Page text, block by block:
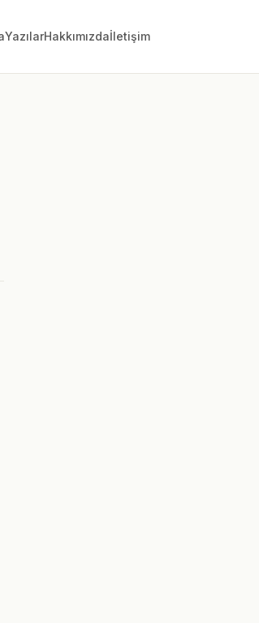
YazılarHakkımızdaİletişim